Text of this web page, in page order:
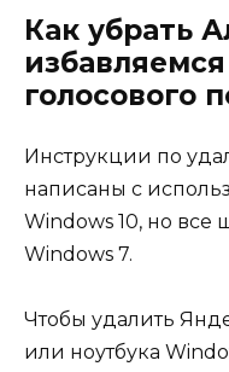
Как убрать
голосового
Инструкции по
написаны с
Windows 10, но все
Windows 7.
Чтобы удалить
или ноутбука